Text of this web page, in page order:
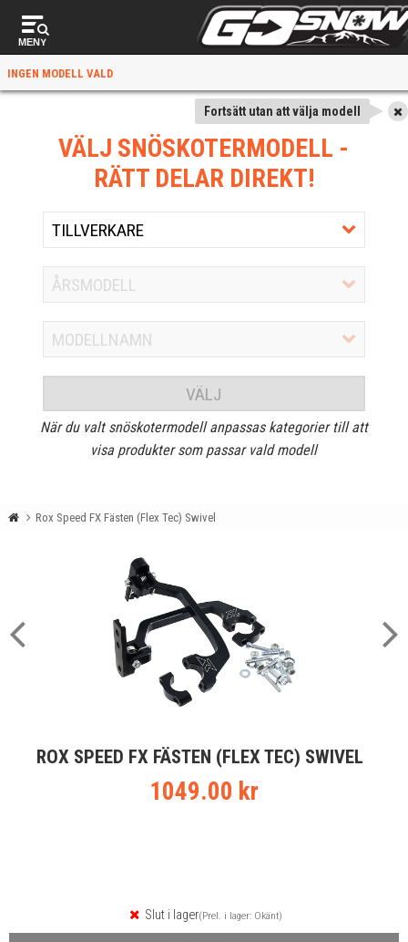
MENY
INGEN MODELL VALD
Fortsätt utan att välja modell
VÄLJ SNÖSKOTERMODELL -
RÄTT DELAR DIREKT!
VÄLJ
När du valt snöskotermodell anpassas kategorier till att
visa produkter som passar vald modell
Rox Speed FX Fästen (Flex Tec) Swivel
ROX SPEED FX FÄSTEN (FLEX TEC) SWIVEL
1049.00 kr
Slut i lager(Prel. i lager: Okänt)